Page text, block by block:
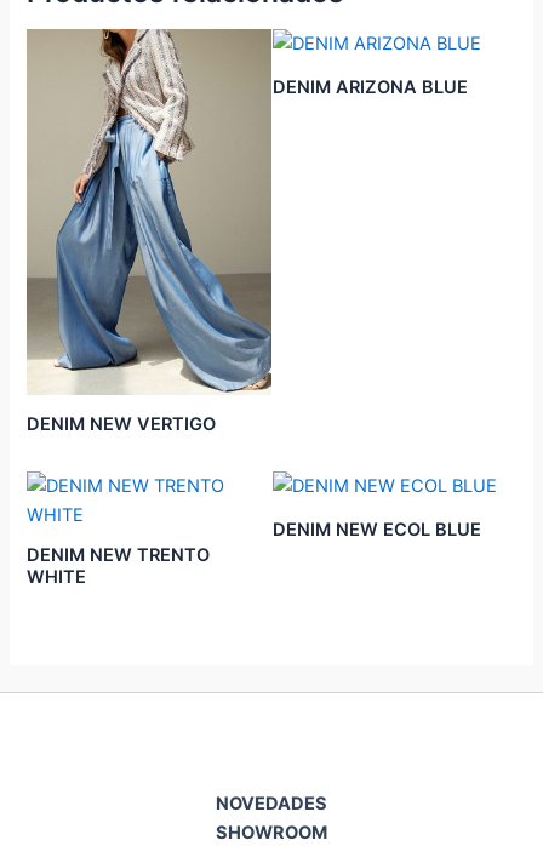
DENIM NEW VERTIGO
DENIM ARIZONA BLUE
DENIM NEW TRENTO
WHITE
DENIM NEW ECOL BLUE
NOVEDADES
SHOWROOM